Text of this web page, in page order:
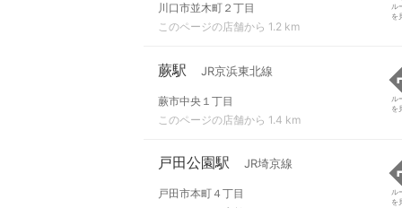
川口市並木町２丁目
このページの店舗から 1.2 km
ル
を
蕨駅 JR京浜東北線
蕨市中央１丁目
このページの店舗から 1.4 km
ル
を
戸田公園駅 JR埼京線
戸田市本町４丁目
ル
を